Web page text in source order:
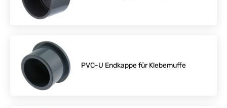
PVC-U Endkappe für Klebemuffe